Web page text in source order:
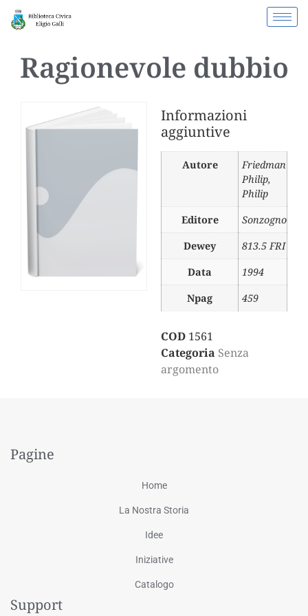
Ragionevole dubbio
Informazioni
aggiuntive
Autore
Friedman
Philip,
Philip
Editore
Sonzogno
Dewey
813.5 FRI
Data
1994
Npag
459
COD 1561
Categoria Senza
argomento
Pagine
Home
La Nostra Storia
Idee
Iniziative
Catalogo
Support